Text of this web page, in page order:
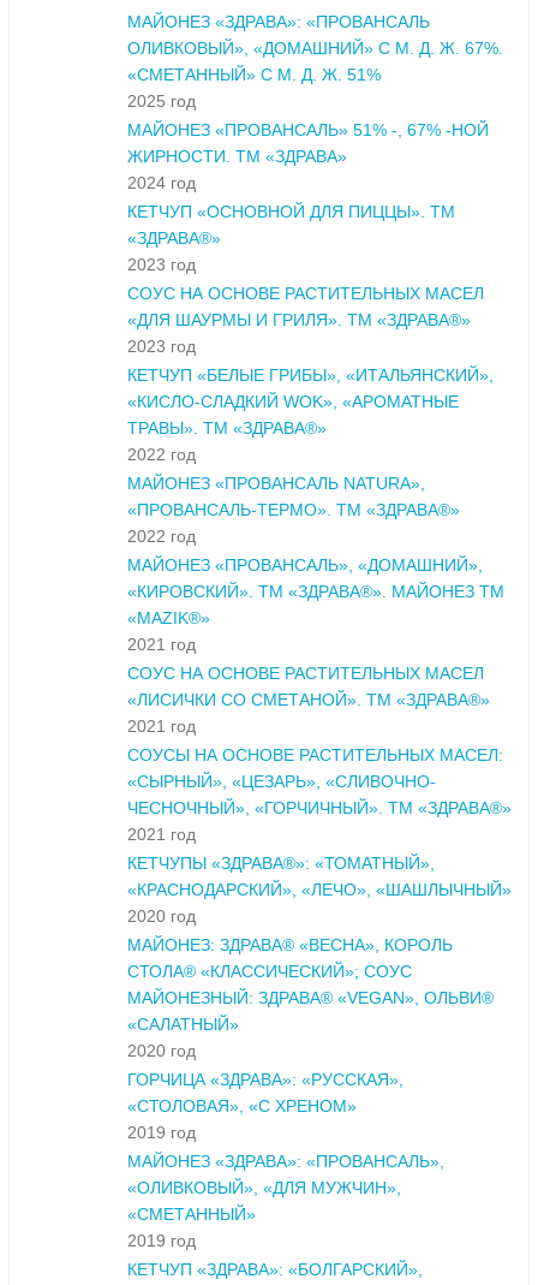
МАЙОНЕЗ «ЗДРАВА»: «ПРОВАНСАЛЬ
ОЛИВКОВЫЙ», «ДОМАШНИЙ» С М. Д. Ж. 67%.
«СМЕТАННЫЙ» С М. Д. Ж. 51%
2025 год
МАЙОНЕЗ «ПРОВАНСАЛЬ» 51% -, 67% -НОЙ
ЖИРНОСТИ. ТМ «ЗДРАВА»
2024 год
КЕТЧУП «ОСНОВНОЙ ДЛЯ ПИЦЦЫ». ТМ
«ЗДРАВА®»
2023 год
СОУС НА ОСНОВЕ РАСТИТЕЛЬНЫХ МАСЕЛ
«ДЛЯ ШАУРМЫ И ГРИЛЯ». ТМ «ЗДРАВА®»
2023 год
КЕТЧУП «БЕЛЫЕ ГРИБЫ», «ИТАЛЬЯНСКИЙ»,
«КИСЛО-СЛАДКИЙ WOK», «АРОМАТНЫЕ
ТРАВЫ». ТМ «ЗДРАВА®»
2022 год
МАЙОНЕЗ «ПРОВАНСАЛЬ NATURA»,
«ПРОВАНСАЛЬ-ТЕРМО». ТМ «ЗДРАВА®»
2022 год
МАЙОНЕЗ «ПРОВАНСАЛЬ», «ДОМАШНИЙ»,
«КИРОВСКИЙ». ТМ «ЗДРАВА®». МАЙОНЕЗ ТМ
«MAZIK®»
2021 год
СОУС НА ОСНОВЕ РАСТИТЕЛЬНЫХ МАСЕЛ
«ЛИСИЧКИ СО СМЕТАНОЙ». ТМ «ЗДРАВА®»
2021 год
СОУСЫ НА ОСНОВЕ РАСТИТЕЛЬНЫХ МАСЕЛ:
«СЫРНЫЙ», «ЦЕЗАРЬ», «СЛИВОЧНО-
ЧЕСНОЧНЫЙ», «ГОРЧИЧНЫЙ». ТМ «ЗДРАВА®»
2021 год
КЕТЧУПЫ «ЗДРАВА®»: «ТОМАТНЫЙ»,
«КРАСНОДАРСКИЙ», «ЛЕЧО», «ШАШЛЫЧНЫЙ»
2020 год
МАЙОНЕЗ: ЗДРАВА® «ВЕСНА», КОРОЛЬ
СТОЛА® «КЛАССИЧЕСКИЙ»; СОУС
МАЙОНЕЗНЫЙ: ЗДРАВА® «VEGAN», ОЛЬВИ®
«САЛАТНЫЙ»
2020 год
ГОРЧИЦА «ЗДРАВА»: «РУССКАЯ»,
«СТОЛОВАЯ», «С ХРЕНОМ»
2019 год
МАЙОНЕЗ «ЗДРАВА»: «ПРОВАНСАЛЬ»,
«ОЛИВКОВЫЙ», «ДЛЯ МУЖЧИН»,
«СМЕТАННЫЙ»
2019 год
КЕТЧУП «ЗДРАВА»: «БОЛГАРСКИЙ»,